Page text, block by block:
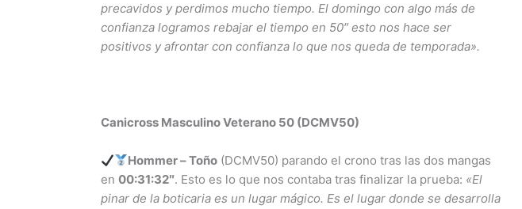
precavidos y perdimos mucho tiempo. El domingo con algo más de
confianza logramos rebajar el tiempo en 50″ esto nos hace ser
positivos y afrontar con confianza lo que nos queda de temporada».
Canicross Masculino Veterano 50 (DCMV50)
Hommer – Toño (DCMV50) parando el crono tras las dos mangas
en 00:31:32″. Esto es lo que nos contaba tras finalizar la prueba: «El
pinar de la boticaria es un lugar mágico. Es el lugar donde se desarrolla